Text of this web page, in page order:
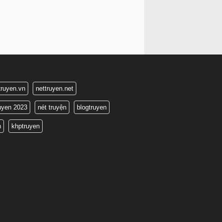
nettruyen.net
2023 nét truyện blogtruyen
khptruyen